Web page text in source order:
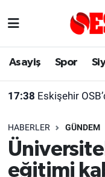
Asayiş Spor
17:38 Eskişehir
HABERLER GÜNDEM
eğitimi
Asayiş
Gündem
Türkiye
Yaşam
Eskişehirspor
Eskişehir
Eskişehir
Süper Lig
Tüm Manşetler